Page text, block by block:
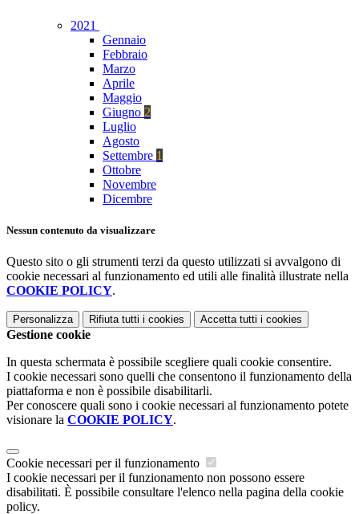
2021
Gennaio
Febbraio
Marzo
Aprile
Maggio
Giugno 2
Luglio
Agosto
Settembre 1
Ottobre
Novembre
Dicembre
Nessun contenuto da visualizzare
Questo sito o gli strumenti terzi da questo utilizzati si avvalgono di
cookie necessari al funzionamento ed utili alle finalità illustrate nella
COOKIE POLICY.
Personalizza Rifiuta tutti i cookies Accetta tutti i cookies
Gestione cookie
In questa schermata è possibile scegliere quali cookie consentire.
I cookie necessari sono quelli che consentono il funzionamento della
piattaforma e non è possibile disabilitarli.
Per conoscere quali sono i cookie necessari al funzionamento potete
visionare la COOKIE POLICY.
Cookie necessari per il funzionamento
I cookie necessari per il funzionamento non possono essere
disabilitati. È possibile consultare l'elenco nella pagina della cookie
policy.